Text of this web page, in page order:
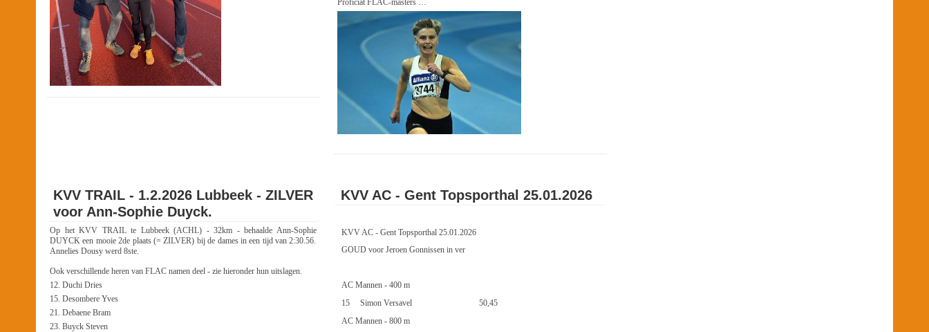
Proficiat FLAC-masters …
KVV TRAIL - 1.2.2026 Lubbeek - ZILVER
voor Ann-Sophie Duyck.
Op het KVV TRAIL te Lubbeek (ACHL) - 32km - behaalde Ann-Sophie
DUYCK een mooie 2de plaats (= ZILVER) bij de dames in een tijd van 2:30.56.
Annelies Dousy werd 8ste.
Ook verschillende heren van FLAC namen deel - zie hieronder hun uitslagen.
12. Duchi Dries
15. Desombere Yves
21. Debaene Bram
23. Buyck Steven
KVV AC - Gent Topsporthal 25.01.2026
KVV AC - Gent Topsporthal 25.01.2026
GOUD voor Jeroen Gonnissen in ver
AC Mannen - 400 m
15
Simon Versavel
50,45
AC Mannen - 800 m